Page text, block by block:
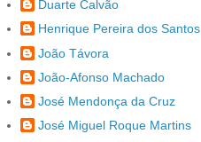
Duarte Calvão
Henrique Pereira dos Santos
João Távora
João-Afonso Machado
José Mendonça da Cruz
José Miguel Roque Martins